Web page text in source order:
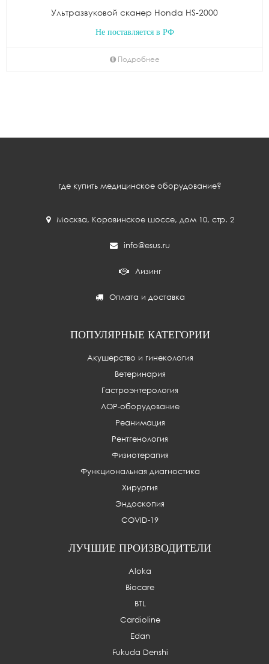
Ультразвуковой сканер Honda HS-2000
Не поставляется в РФ
Подробнее
где купить медицинское оборудование?
Москва, Коровинское шоссе, дом 10, стр. 2
info@esus.ru
Лизинг
Оплата и доставка
ПОПУЛЯРНЫЕ КАТЕГОРИИ
Акушерство и гинекология
Ветеринария
Гастроэнтерология
ЛОР-оборудование
Реанимация
Рентгенология
Физиотерапия
Функциональная диагностика
Хирургия
Эндоскопия
COVID-19
ЛУЧШИЕ ПРОИЗВОДИТЕЛИ
Aloka
Biocare
BTL
Cardioline
Edan
Fukuda Denshi